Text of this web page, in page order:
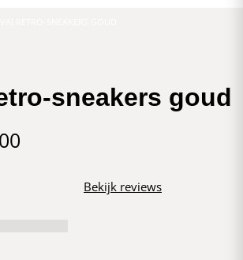
sneakers goud
Bekijk reviews